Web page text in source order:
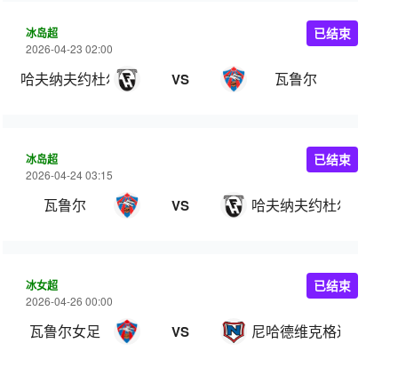
冰岛超
2026-04-23 02:00
哈夫纳夫约杜尔 VS 瓦鲁尔
已结束
冰岛超
2026-04-24 03:15
瓦鲁尔 VS 哈夫纳夫约杜尔
已结束
冰女超
2026-04-26 00:00
瓦鲁尔女足 VS 尼哈德维克格连戴域克
已结束